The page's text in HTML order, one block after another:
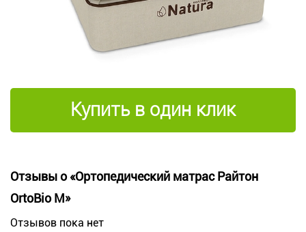
Купить в один клик
Отзывы о «Ортопедический матрас Райтон
OrtoBio M»
Отзывов пока нет